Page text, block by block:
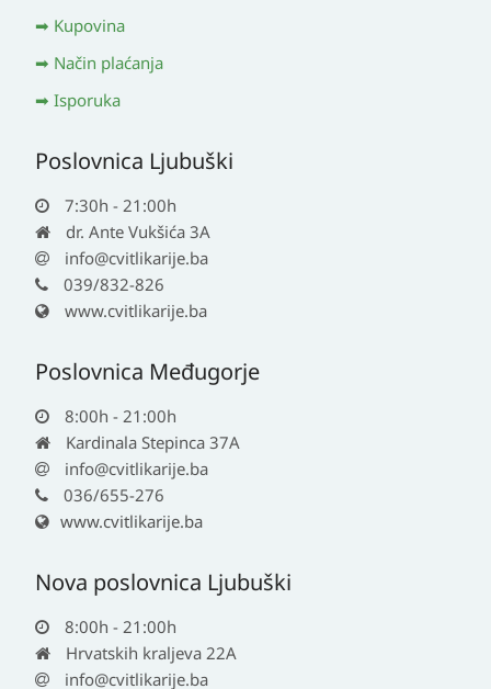
Kupovina
Način plaćanja
Isporuka
Poslovnica Ljubuški
7:30h - 21:00h
dr. Ante Vukšića 3A
info@cvitlikarije.ba
039/832-826
www.cvitlikarije.ba
Poslovnica Međugorje
8:00h - 21:00h
Kardinala Stepinca 37A
info@cvitlikarije.ba
036/655-276
www.cvitlikarije.ba
Nova poslovnica Ljubuški
8:00h - 21:00h
Hrvatskih kraljeva 22A
info@cvitlikarije.ba